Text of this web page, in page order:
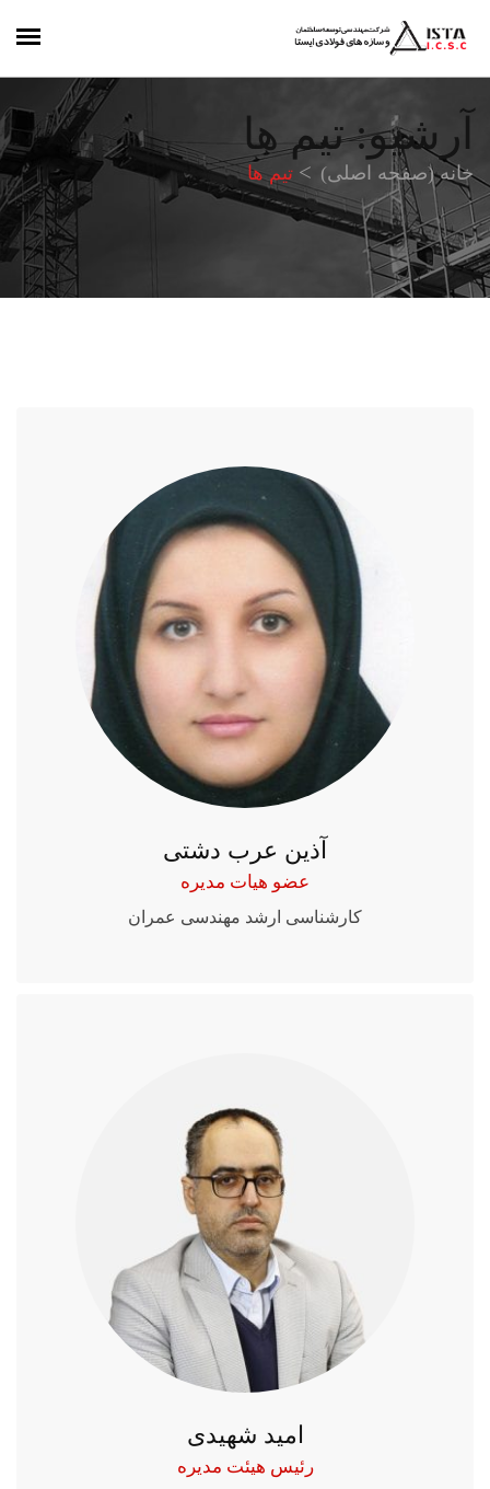
آرشیو: تیم ها
خانه (صفحه اصلی) تیم ها
آذین عرب دشتی
عضو هیات مدیره
کارشناسی ارشد مهندسی عمران
امید شهیدی
رئیس هیئت مدیره